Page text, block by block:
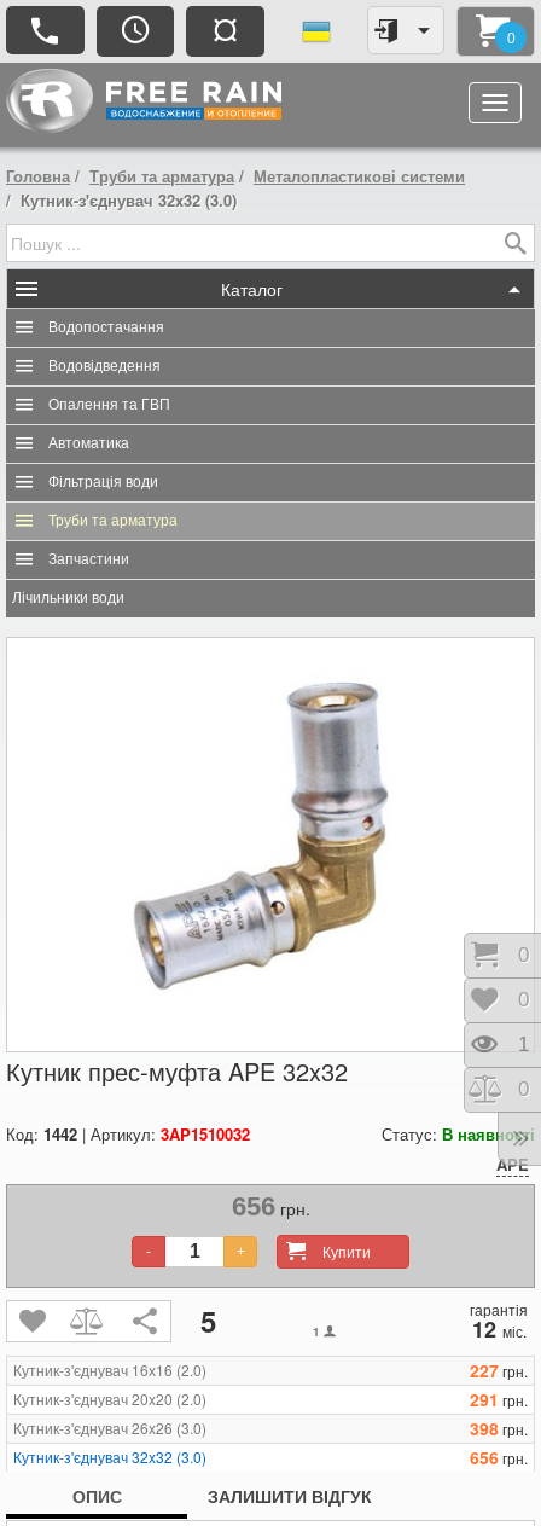
¤ 0
Головна Труби та арматура
Металопластикові системи
Кутник-з'єднувач 32x32 (3.0)
Каталог
Водопостачання
Водовідведення
Опалення та ГВП
Автоматика
Фільтрація води
Труби та арматура
Запчастини
Лічильники води
Кутник прес-муфта APE 32x32
Код: 1442 | Артикул: 3AP1510032 Статус: В наявності
APE
656грн.
Купити
- +
5 1
гарантія
12 міс.
Кутник-з'єднувач 16х16 (2.0)
227грн.
Кутник-з'єднувач 20x20 (2.0)
291 грн.
Кутник-з'єднувач 26x26 (3.0)
398грн.
Кутник-з'єднувач 32x32 (3.0)
656грн.
ОПИС ЗАЛИШИТИ ВІДГУК
0
0
1
0